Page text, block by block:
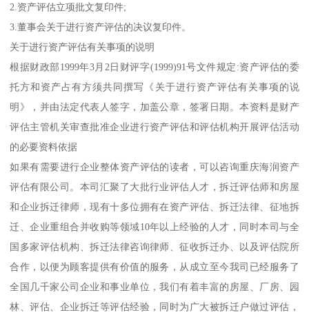
2.资产评估立项批文复印件;
3.董事会关于进行资产评估的决议复印件。
关于进行资产评估有关事项的说明
根据财政部1999年3月2日财评字(1999)91号文件规定:资产评估的委
托方和资产占有方须共同撰写《关于进行资产评估有关事项的说
明》，并由法定代表人签字，加盖公章，签署日期。本资料是财产
评估主管机关审查批准企业进行资产评估和评估机构开展评估活动
的必要资料依据
如果有需要进行企业整体资产评估的读者，可以咨询重庆海润资产
评估有限公司。本司汇聚了大批行业评估人才，拆迁评估师和房屋
和企业拆迁律师，现有十多位拥有在资产评估、拆迁法律、征地拆
迁、企业重组合并收购等领域10年以上经验的人才，同时本司与全
国多家评估机构、拆迁法律咨询律师、征收拆迁办、以及评估院所
合作，以便为顾客提供有价值的服务，从成立至今我司已经服务了
全国几千家公司企业和事业单位，我们有着丰富的房屋、厂房、园
林、评估、企业拆迁等评估经验，同时为广大被拆迁户做过评估，